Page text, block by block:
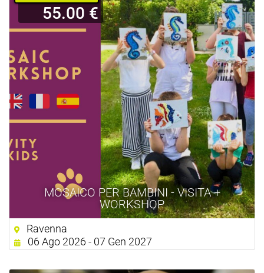
MOSAICO PER BAMBINI - VISITA +
WORKSHOP
55.00 €
Ravenna
06 Ago 2026 - 07 Gen 2027